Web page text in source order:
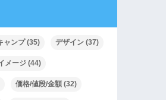
ャンプ(35) デザイン (37)
メージ (44)
価格/値段/金額 (32)